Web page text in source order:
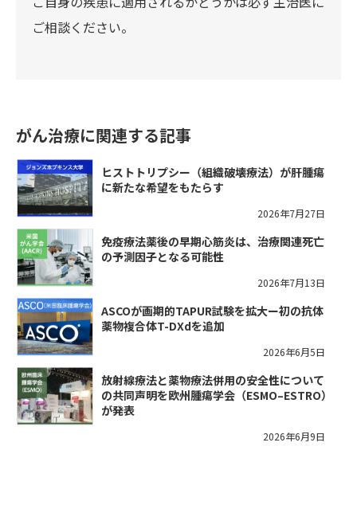
ご相談ください。
がん治療に関連する記事
ヒストトリプシー（組織破壊療法）が肝腫瘍
に新たな希望をもたらす
2026年7月27日
免疫療法薬後の早期心筋炎は、治療関連死亡
の予測因子となる可能性
2026年7月13日
ASCOが画期的TAPUR試験を拡大ー初の抗体
薬物複合体T-DXdを追加
2026年6月5日
放射線療法と薬物療法併用の安全性について
の共同声明を欧州腫瘍学会（ESMO–ESTRO）
が発表
2026年6月9日